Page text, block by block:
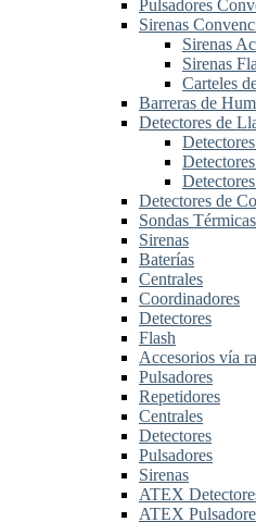
Pulsadores
Sirenas
Sirenas
Sirenas
Carteles
Barreras de
Detectores de
Detectores de
Sondas Térmicas
Sirenas
Baterías
Centrales
Coordinadores
Detectores
Flash
Accesorios vía
Pulsadores
Repetidores
Centrales
Detectores
Pulsadores
Sirenas
ATEX
ATEX